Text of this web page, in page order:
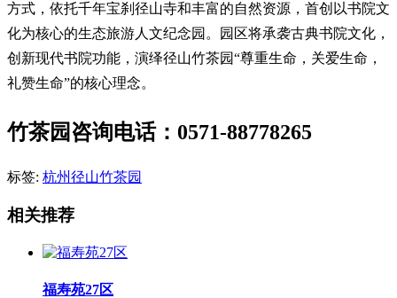
方式，依托千年宝刹径山寺和丰富的自然资源，首创以书院文
化为核心的生态旅游人文纪念园。园区将承袭古典书院文化，
创新现代书院功能，演绎径山竹茶园“尊重生命，关爱生命，
礼赞生命”的核心理念。
竹茶园咨询电话：0571-88778265
标签: 杭州径山竹茶园
相关推荐
福寿苑27区